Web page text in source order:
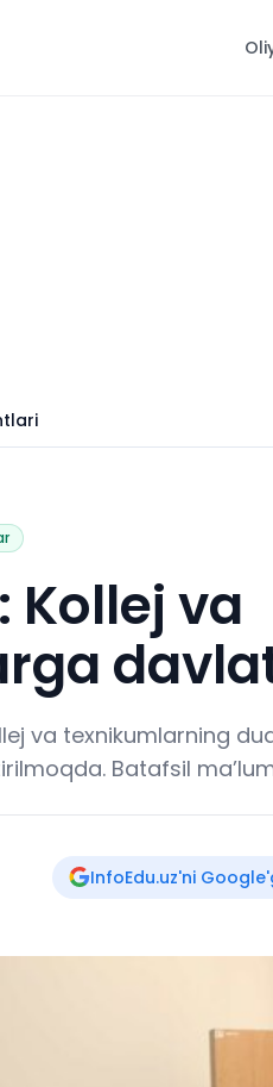
Kollej va
va texnikumlarning
Batafsil
InfoEdu.uz'ni